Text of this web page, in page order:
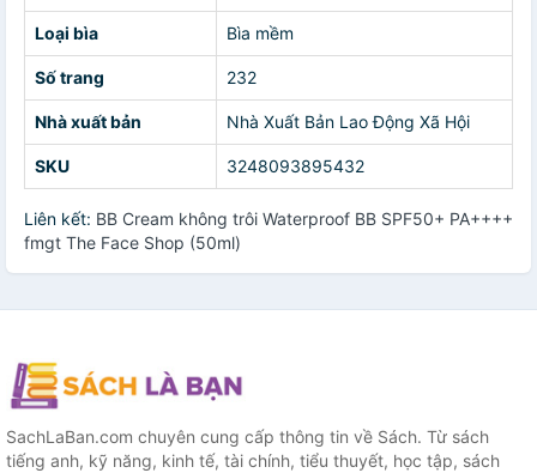
Loại bìa Bìa mềm
Số trang 232
Nhà xuất bản Nhà Xuất Bản Lao Động Xã Hội
SKU 3248093895432
Liên kết: BB Cream không trôi Waterproof BB SPF50+ PA++++
fmgt The Face Shop (50ml)
SachLaBan.com chuyên cung cấp thông tin về Sách. Từ sách
tiếng anh, kỹ năng, kinh tế, tài chính, tiểu thuyết, học tập, sách